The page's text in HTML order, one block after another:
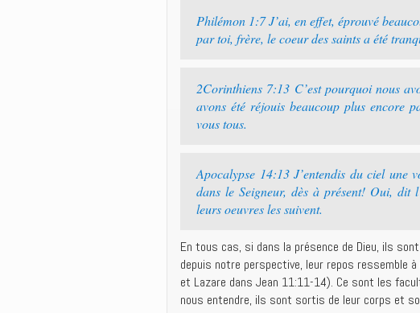
Philémon 1:7 J’ai, en effet, éprouvé
par toi, frère, le coeur des saints a été
2Corinthiens 7:13 C’est pourquoi nous
avons été réjouis beaucoup plus encore
vous tous.
Apocalypse 14:13 J’entendis du ciel
dans le Seigneur, dès à présent! Oui, dit
leurs oeuvres les suivent.
En tous cas, si dans la présence de Dieu, ils
depuis notre perspective, leur repos ressemble
et Lazare dans Jean 11:11-14). Ce sont les
nous entendre, ils sont sortis de leur corps et